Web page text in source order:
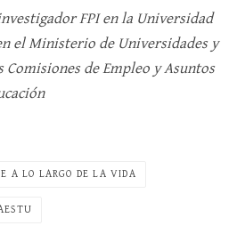
FPI en la Universidad
el Ministerio de Universidades y
Comisiones de Empleo y Asuntos
A LO LARGO DE LA VIDA